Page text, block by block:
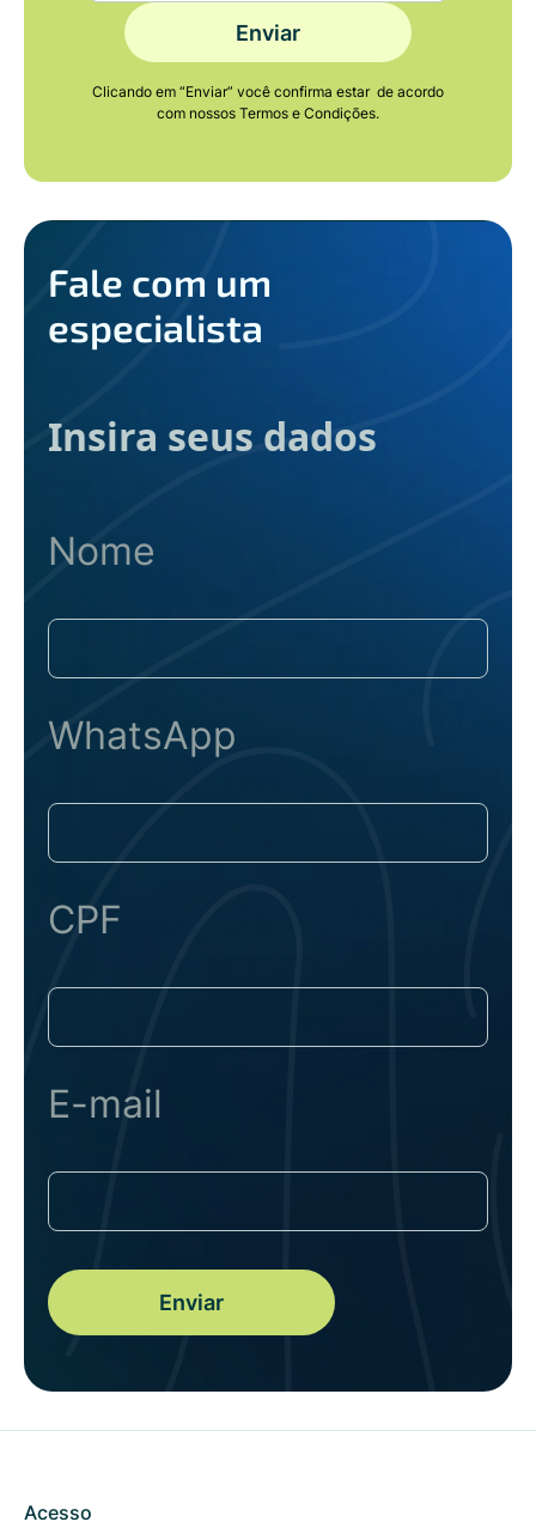
Clicando em “Enviar” você confirma estar de acordo
com nossos Termos e Condições.
Fale com um
especialista
Insira seus dados
Nome
WhatsApp
CPF
E-mail
Acesso